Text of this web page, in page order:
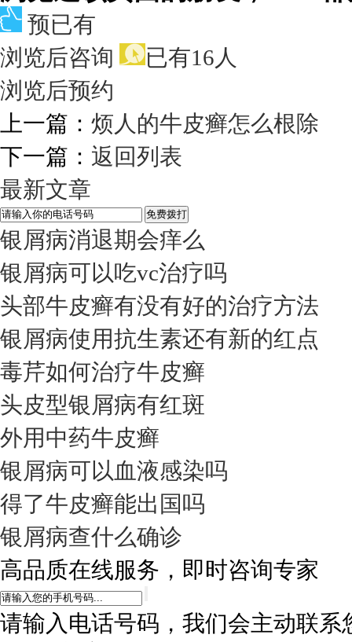
预已有
浏览后咨询
已有16人
浏览后预约
上一篇： 烦人的牛皮癣怎么根除
下一篇： 返回列表
最新文章
银屑病消退期会痒么
银屑病可以吃vc治疗吗
头部牛皮癣有没有好的治疗方法
银屑病使用抗生素还有新的红点
毒芹如何治疗牛皮癣
头皮型银屑病有红斑
外用中药牛皮癣
银屑病可以血液感染吗
得了牛皮癣能出国吗
银屑病查什么确诊
高品质在线服务，即时咨询专家
请输入电话号码，我们会主动联系